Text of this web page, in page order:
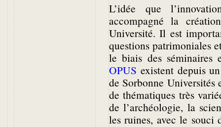
L’idée que
accompagné la
Université. Il est
questions patrimoniales
le biais des
OPUS existent depuis
de Sorbonne Universités
de thématiques très
de l’archéologie, la
les ruines, avec le souci